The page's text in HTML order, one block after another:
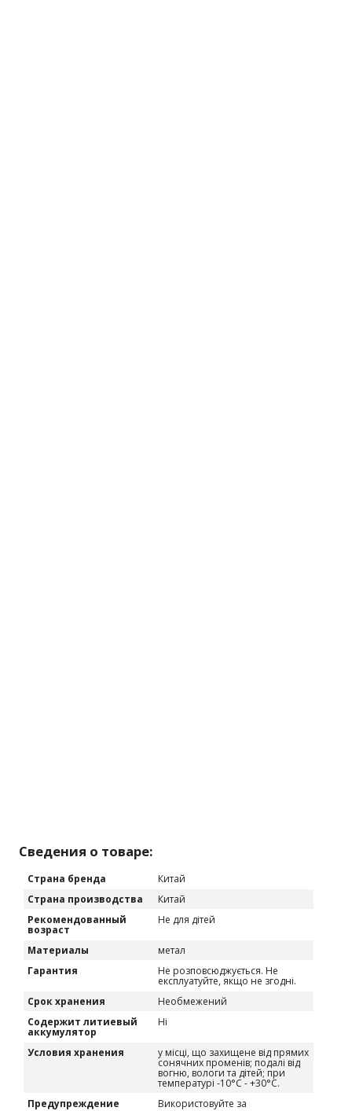
Сведения о товаре:
Страна бренда
Китай
Страна производства
Китай
Рекомендованный
возраст
Не для дітей
Материалы
метал
Гарантия
Не розповсюджується. Не
експлуатуйте, якщо не згодні.
Срок хранения
Необмежений
Содержит литиевый
аккумулятор
Ні
Условия хранения у місці, що захищене від прямих
сонячних променів; подалі від
вогню, вологи та дітей; при
температурі -10°C - +30°C.
Предупреждение
Використовуйте за